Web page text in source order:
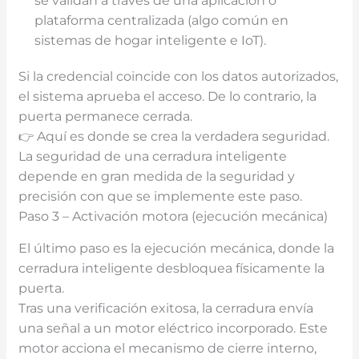
plataforma centralizada (algo común en
sistemas de hogar inteligente e IoT).
Si la credencial coincide con los datos autorizados,
el sistema aprueba el acceso. De lo contrario, la
puerta permanece cerrada.
👉 Aquí es donde se crea la verdadera seguridad.
La seguridad de una cerradura inteligente
depende en gran medida de la seguridad y
precisión con que se implemente este paso.
Paso 3 – Activación motora (ejecución mecánica)
El último paso es la ejecución mecánica, donde la
cerradura inteligente desbloquea físicamente la
puerta.
Tras una verificación exitosa, la cerradura envía
una señal a un motor eléctrico incorporado. Este
motor acciona el mecanismo de cierre interno,